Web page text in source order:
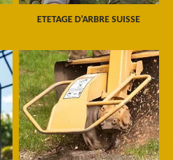
ETETAGE D'ARBRE SUISSE